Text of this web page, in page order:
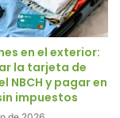
en el exterior:
la tarjeta de
NBCH y pagar en
impuestos